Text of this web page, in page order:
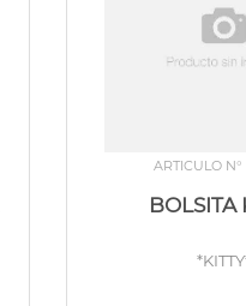
ARTICULO
BOLSITA